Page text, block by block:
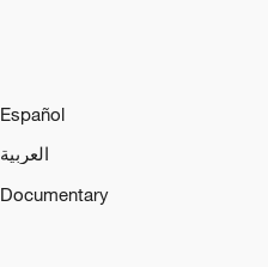
Español
العربية
Documentary